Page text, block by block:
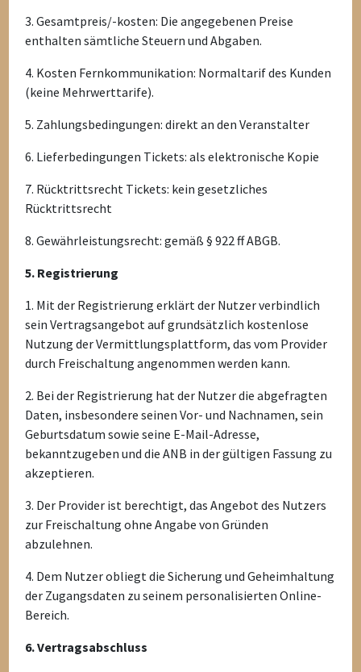
3. Gesamtpreis/-kosten: Die angegebenen Preise
enthalten sämtliche Steuern und Abgaben.
4. Kosten Fernkommunikation: Normaltarif des Kunden
(keine Mehrwerttarife).
5. Zahlungsbedingungen: direkt an den Veranstalter
6. Lieferbedingungen Tickets: als elektronische Kopie
7. Rücktrittsrecht Tickets: kein gesetzliches
Rücktrittsrecht
8. Gewährleistungsrecht: gemäß § 922 ff ABGB.
5. Registrierung
1. Mit der Registrierung erklärt der Nutzer verbindlich
sein Vertragsangebot auf grundsätzlich kostenlose
Nutzung der Vermittlungsplattform, das vom Provider
durch Freischaltung angenommen werden kann.
2. Bei der Registrierung hat der Nutzer die abgefragten
Daten, insbesondere seinen Vor- und Nachnamen, sein
Geburtsdatum sowie seine E-Mail-Adresse,
bekanntzugeben und die ANB in der gültigen Fassung zu
akzeptieren.
3. Der Provider ist berechtigt, das Angebot des Nutzers
zur Freischaltung ohne Angabe von Gründen
abzulehnen.
4. Dem Nutzer obliegt die Sicherung und Geheimhaltung
der Zugangsdaten zu seinem personalisierten Online-
Bereich.
6. Vertragsabschluss